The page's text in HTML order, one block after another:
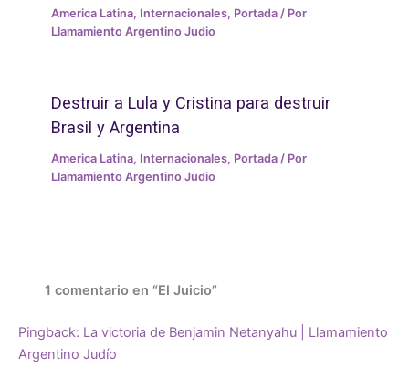
America Latina, Internacionales, Portada / Por
Llamamiento Argentino Judio
Destruir a Lula y Cristina para destruir
Brasil y Argentina
America Latina, Internacionales, Portada / Por
Llamamiento Argentino Judio
1 comentario en “El Juicio”
Pingback: La victoria de Benjamin Netanyahu | Llamamiento
Argentino Judío